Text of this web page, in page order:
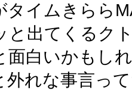
タイムきらら
と出てくるク
面白いかもし
外れな事言っ